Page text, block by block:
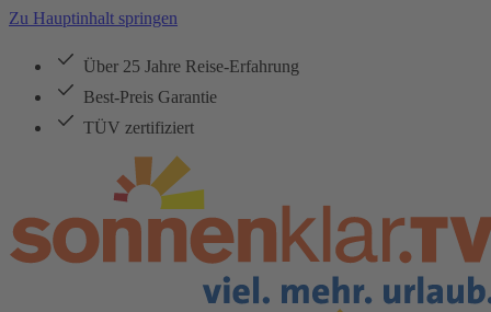
Zu Hauptinhalt springen
Über 25 Jahre Reise-Erfahrung
Best-Preis Garantie
TÜV zertifiziert